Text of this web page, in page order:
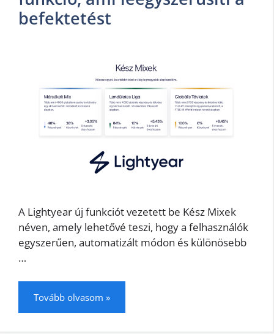
befektetést
A Lightyear új funkciót vezetett be Kész Mixek
néven, amely lehetővé teszi, hogy a felhasználók
egyszerűen, automatizált módon és különösebb
…
Tovább olvasom »